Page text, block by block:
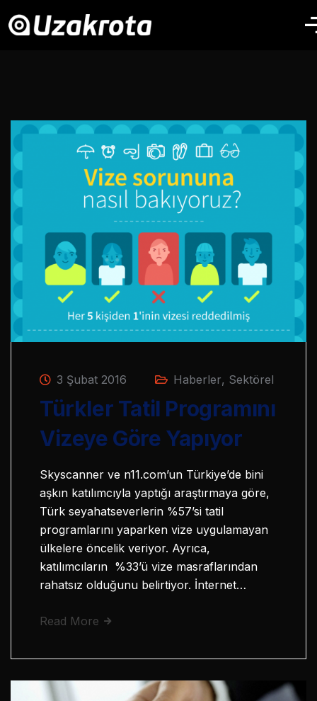
3 Şubat 2016 Haberler, Sektörel
Türkler Tatil Programını
Vizeye Göre Yapıyor
Skyscanner ve n11.com’un Türkiye’de bini
aşkın katılımcıyla yaptığı araştırmaya göre,
Türk seyahatseverlerin %57’si tatil
programlarını yaparken vize uygulamayan
ülkelere öncelik veriyor. Ayrıca,
katılımcıların %33’ü vize masraflarından
rahatsız olduğunu belirtiyor. İnternet…
Read More